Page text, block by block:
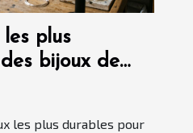
plus
bijoux de
les plus durables pour